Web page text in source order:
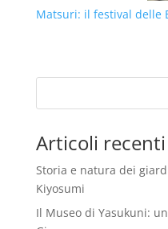
Matsuri: il festival delle
Articoli recenti
Storia e natura dei
Kiyosumi
Il Museo di Yasukuni: